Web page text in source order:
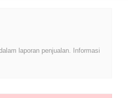
laporan penjualan. Informasi